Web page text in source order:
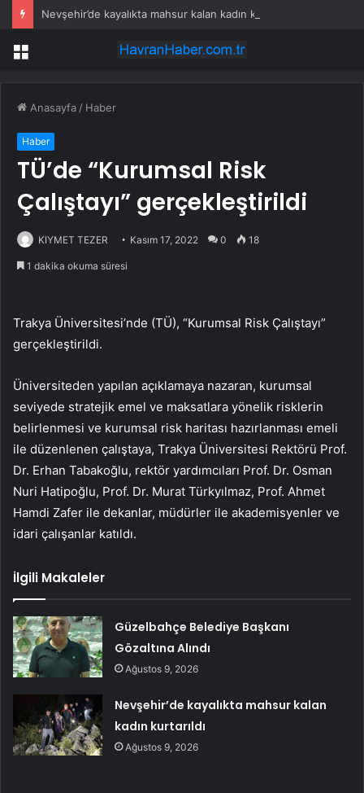
Nevşehir’de kayalıkta mahsur kalan kadın kurtarıldı
Menü
Anasayfa / Haber
Haber
TÜ’de “Kurumsal Risk
Çalıştayı” gerçekleştirildi
KIYMET TEZER Kasım 17, 2022 0 18
1 dakika okuma süresi
Trakya Üniversitesi’nde (TÜ), “Kurumsal Risk Çalıştayı”
gerçekleştirildi.
Üniversiteden yapılan açıklamaya nazaran, kurumsal
seviyede stratejik emel ve maksatlara yönelik risklerin
belirlenmesi ve kurumsal risk haritası hazırlanması emeli
ile düzenlenen çalıştaya, Trakya Üniversitesi Rektörü Prof.
Dr. Erhan Tabakoğlu, rektör yardımcıları Prof. Dr. Osman
Nuri Hatipoğlu, Prof. Dr. Murat Türkyılmaz, Prof. Ahmet
Hamdi Zafer ile dekanlar, müdürler ile akademisyenler ve
idari çalışanlar katıldı.
İlgili Makaleler
Güzelbahçe Belediye Başkanı
Gözaltına Alındı
Ağustos 9, 2026
Nevşehir’de kayalıkta mahsur kalan
kadın kurtarıldı
Ağustos 9, 2026